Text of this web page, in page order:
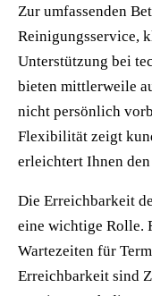
Zur umfassenden
Reinigungsservice,
Unterstützung bei
bieten mittlerweile
nicht persönlich
Flexibilität zeigt
erleichtert Ihnen
Die Erreichbarkeit
eine wichtige Rolle.
Wartezeiten für
Erreichbarkeit sind